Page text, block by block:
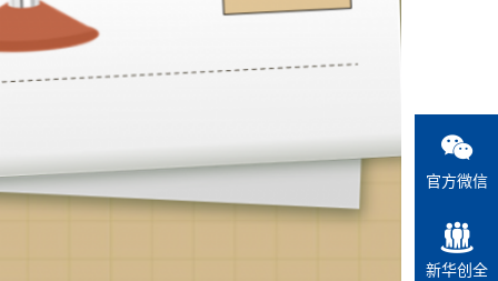
官方微信
新华创全